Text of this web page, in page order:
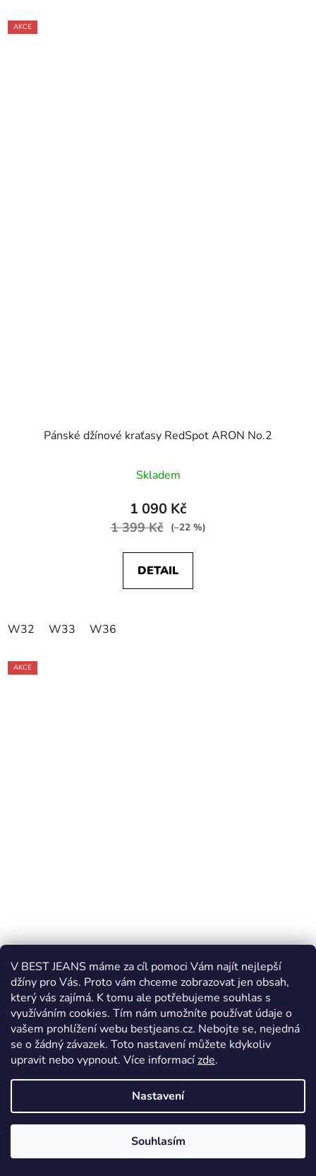
V BEST JEANS máme za cíl pomoci Vám najít nejlepší
džíny pro Vás. Proto vám chceme zobrazovat jen obsah,
který vás zajímá. K tomu ale potřebujeme souhlas s
využíváním cookies. Tím nám umožníte používat údaje o
vašem prohlížení webu bestjeans.cz. Nebojte se, nejedná
se o žádný závazek. Toto nastavení můžete kdykoliv
upravit nebo vypnout. Více informacízde.
Nastavení
Souhlasím
AKCE
Pánské džínové kraťasy RedSpot ARON No.2
Skladem
1 090 Kč
1 399 Kč (–22 %)
DETAIL
W32 W33 W36
AKCE
Pánské džínové kraťasy Cars Jeans CALIFORNIA
65827-41
1 399 Kč